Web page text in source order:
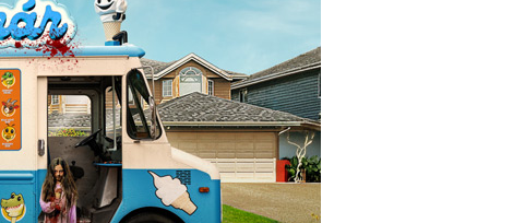
Next